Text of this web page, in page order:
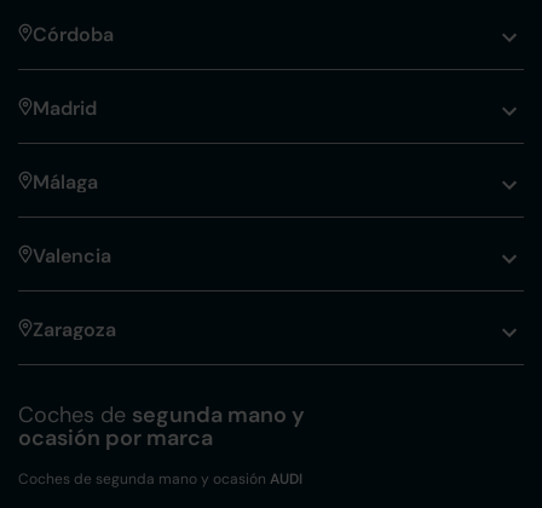
Córdoba
Madrid
Málaga
Valencia
Zaragoza
Coches de segunda mano y
ocasión por marca
Coches de segunda mano y ocasión AUDI